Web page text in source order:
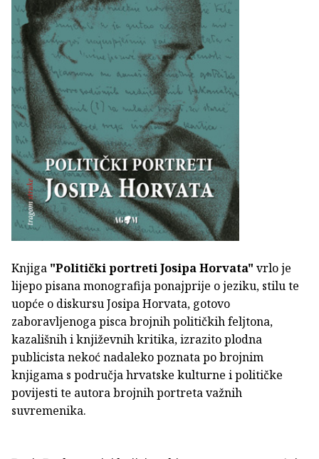
Knjiga "Politički portreti Josipa Horvata" vrlo je
lijepo pisana monografija ponajprije o jeziku, stilu te
uopće o diskursu Josipa Horvata, gotovo
zaboravljenoga pisca brojnih političkih feljtona,
kazališnih i književnih kritika, izrazito plodna
publicista nekoć nadaleko poznata po brojnim
knjigama s područja hrvatske kulturne i političke
povijesti te autora brojnih portreta važnih
suvremenika.